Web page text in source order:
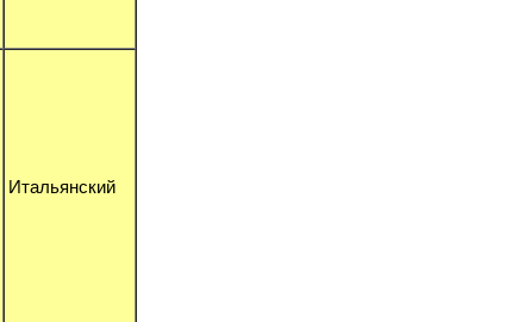
Итальянский